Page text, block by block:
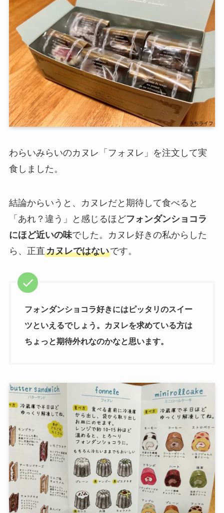
わらいみらいのカヌレ「フォヌレ」を注文して実
食しました。
結論からいうと、カヌレだと期待して食べると
「あれ？違う」と感じるほどフォンダンショコラ
にほど近いの味でした。カヌレ好きの私からした
ら、正直カヌレではないです。
フォンダンショコラ好きにはピッタリのスイー
ツといえるでしょう。カヌレを求めている方は
ちょっと期待外れなのかなと思います。